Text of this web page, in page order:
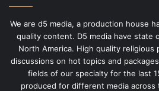
We are d5 media, a production house
quality content. D5 media have state
North America. High quality religious
discussions on hot topics and
fields of our specialty for the last
produced for different media across